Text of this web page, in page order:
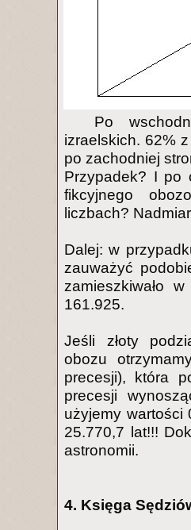
Po
izraelskich. 62%
po zachodniej
Przypadek? I po
fikcyjnego
liczbach?
Dalej: w
zauważyć
zamieszkiwało
161.925.
Jeśli złoty
obozu
precesji), która
precesji
użyjemy wartości
25.770,7 lat!!!
astronomii.
4. Księga